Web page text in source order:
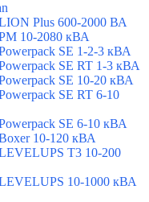
Plus 600-2000 ВА
10-2080 кВА
SE 1-2-3 кВА
SE RT 1-3 кВА
SE 10-20 кВА
SE RT 6-10
SE 6-10 кВА
10-120 кВА
T3 10-200
10-1000 кВА